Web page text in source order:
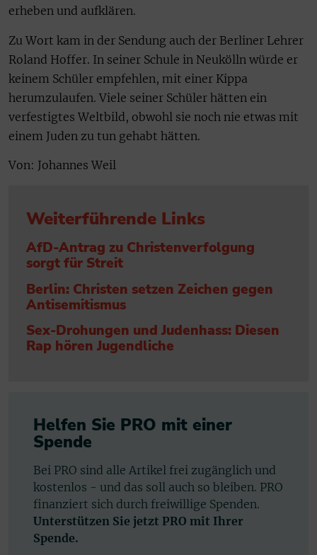
erheben und aufklären.
Zu Wort kam in der Sendung auch der Berliner Lehrer
Roland Hoffer. In seiner Schule in Neukölln würde er
keinem Schüler empfehlen, mit einer Kippa
herumzulaufen. Viele seiner Schüler hätten ein
verfestigtes Weltbild, obwohl sie noch nie etwas mit
einem Juden zu tun gehabt hätten.
Von: Johannes Weil
Weiterführende Links
AfD-Antrag zu Christenverfolgung
sorgt für Streit
Berlin: Christen setzen Zeichen gegen
Antisemitismus
Sex-Drohungen und Judenhass: Diesen
Rap hören Jugendliche
Helfen Sie PRO mit einer
Spende
Bei PRO sind alle Artikel frei zugänglich und
kostenlos - und das soll auch so bleiben. PRO
finanziert sich durch freiwillige Spenden.
Unterstützen Sie jetzt PRO mit Ihrer
Spende.